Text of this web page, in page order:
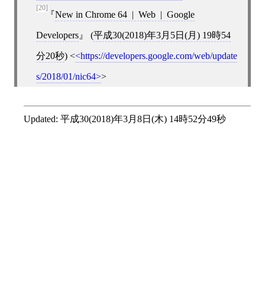
[20]
New in Chrome 64 | Web | Google
Developers (平成30(2018)年3月5日(月) 19時54
分20秒) < https://developers.google.com/web/update
s/2018/01/nic64 >
Updated: 平成30(2018)年3月8日(木) 14時52分49秒